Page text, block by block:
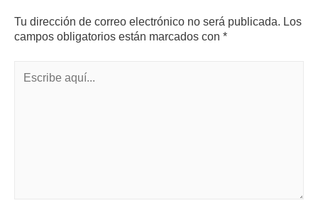
Tu dirección de correo electrónico no será publicada. Los
campos obligatorios están marcados con *